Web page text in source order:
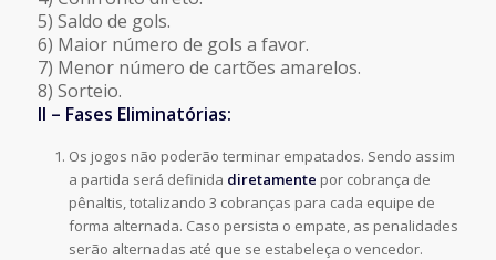
5) Saldo de gols.
6) Maior número de gols a favor.
7) Menor número de cartões amarelos.
8) Sorteio.
II – Fases Eliminatórias:
Os jogos não poderão terminar empatados. Sendo assim
a partida será definida diretamente por cobrança de
pênaltis, totalizando 3 cobranças para cada equipe de
forma alternada. Caso persista o empate, as penalidades
serão alternadas até que se estabeleça o vencedor.